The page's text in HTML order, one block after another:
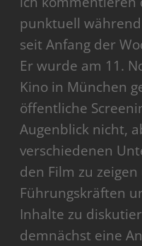
punktuell
seit Anfang der
Er wurde am 11.
Kino in München
öffentliche
Augenblick nicht,
verschiedenen
den Film zu
Führungskräften
Inhalte zu
demnächst eine